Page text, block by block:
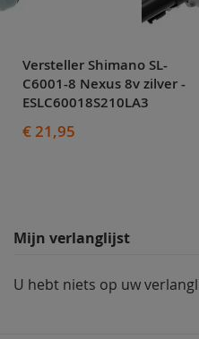
Versteller Shimano SL-
C6001-8 Nexus 8v zilver -
ESLC60018S210LA3
€ 21,95
Mijn verlanglijst
U hebt niets op uw